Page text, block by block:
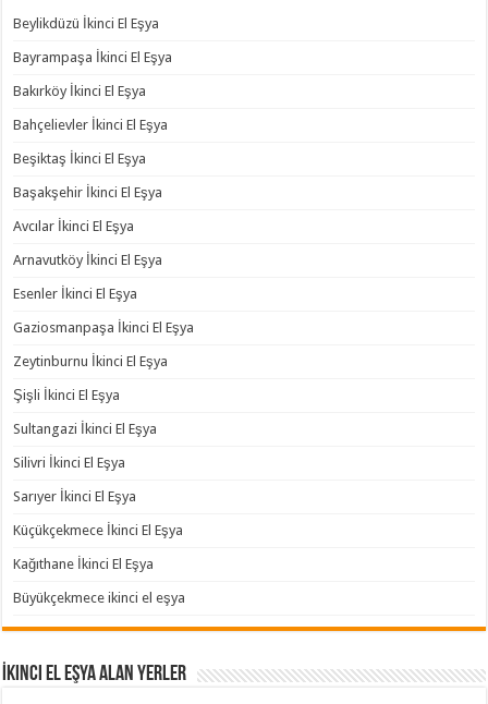
Beylikdüzü İkinci El Eşya
Bayrampaşa İkinci El Eşya
Bakırköy İkinci El Eşya
Bahçelievler İkinci El Eşya
Beşiktaş İkinci El Eşya
Başakşehir İkinci El Eşya
Avcılar İkinci El Eşya
Arnavutköy İkinci El Eşya
Esenler İkinci El Eşya
Gaziosmanpaşa İkinci El Eşya
Zeytinburnu İkinci El Eşya
Şişli İkinci El Eşya
Sultangazi İkinci El Eşya
Silivri İkinci El Eşya
Sarıyer İkinci El Eşya
Küçükçekmece İkinci El Eşya
Kağıthane İkinci El Eşya
Büyükçekmece ikinci el eşya
İkinci El Eşya Alan Yerler